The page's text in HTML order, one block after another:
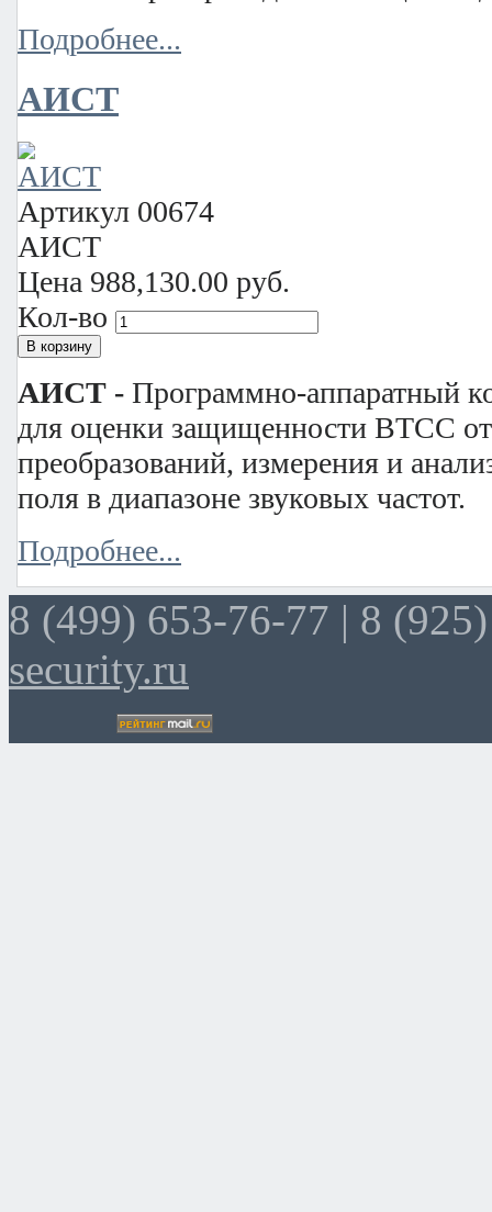
Подробнее...
АИСТ
Артикул 00674
АИСТ
Цена 988,130.00 руб.
Кол-во
АИСТ - Программно-аппаратный
для оценки защищенности ВТСС от
преобразований, измерения и
поля в диапазоне звуковых частот.
Подробнее...
8 (499) 653-76-77 | 8
security.ru